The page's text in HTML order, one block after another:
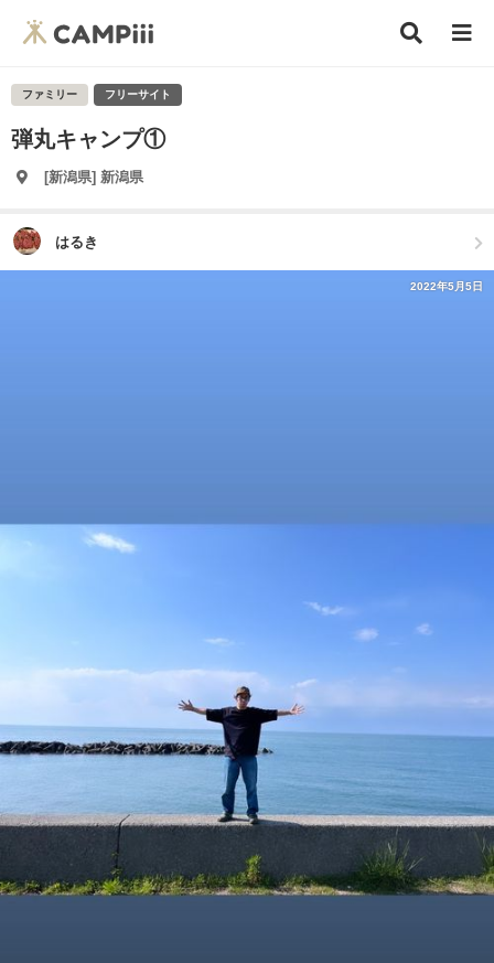
ファミリー フリーサイト
弾丸キャンプ①
[新潟県] 新潟県
はるき
2022年5月5日